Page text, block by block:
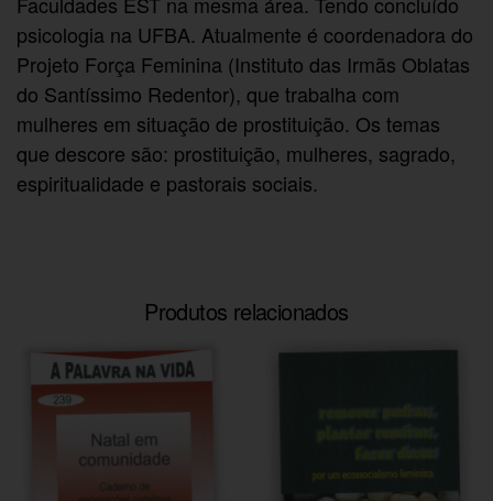
psicologia na UFBA. Atualmente é coordenadora do
Projeto Força Feminina (Instituto das Irmãs Oblatas
do Santíssimo Redentor), que trabalha com
mulheres em situação de prostituição. Os temas
que descore são: prostituição, mulheres, sagrado,
espiritualidade e pastorais sociais.
Produtos relacionados